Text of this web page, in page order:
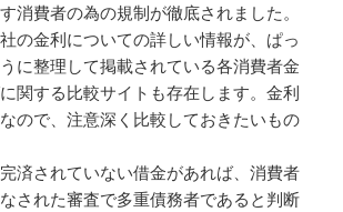
消費者の為の規制が徹底されました。
の金利についての詳しい情報が、ぱっ
に整理して掲載されている各消費者金
関する比較サイトも存在します。金利
ので、注意深く比較しておきたいもの
済されていない借金があれば、消費者
された審査で多重債務者であると判断